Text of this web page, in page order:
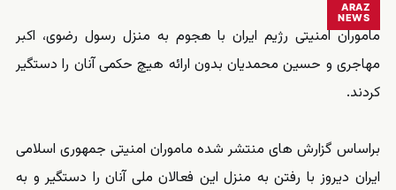
ARAZ
NEWS
ماموران امنیتی رژیم ایران با هجوم به منزل رسول رضوی، اکبر
مهاجری و حسین محمدیان بدون ارائه هیچ حکمی آنان را دستگیر
کردند.
براساس گزارش های منتشر شده ماموران امنیتی جمهوری اسلامی
ایران دیروز با رفتن به منزل این فعالان ملی آنان را دستگیر و به